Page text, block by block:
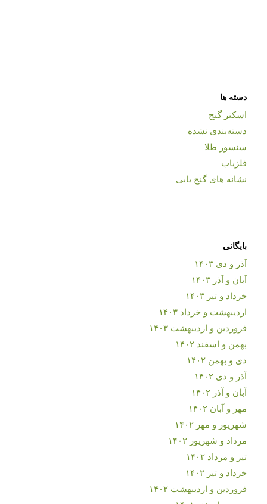
دسته ها
اسکنر گنج
دسته‌بندی نشده
سنسور طلا
فلزیاب
نشانه های گنج یابی
بایگانی
آذر و دی ۱۴۰۳
آبان و آذر ۱۴۰۳
خرداد و تیر ۱۴۰۳
اردیبهشت و خرداد ۱۴۰۳
فروردین و اردیبهشت ۱۴۰۳
بهمن و اسفند ۱۴۰۲
دی و بهمن ۱۴۰۲
آذر و دی ۱۴۰۲
آبان و آذر ۱۴۰۲
مهر و آبان ۱۴۰۲
شهریور و مهر ۱۴۰۲
مرداد و شهریور ۱۴۰۲
تیر و مرداد ۱۴۰۲
خرداد و تیر ۱۴۰۲
فروردین و اردیبهشت ۱۴۰۲